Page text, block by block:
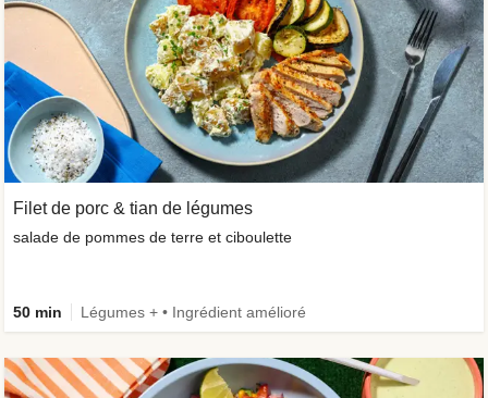
Filet de porc & tian de légumes
salade de pommes de terre et ciboulette
50 min Légumes + • Ingrédient amélioré